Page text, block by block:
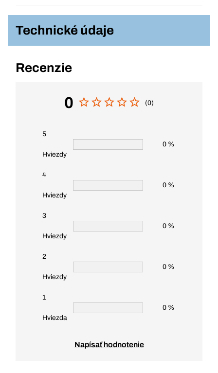
Technické údaje
Recenzie
0 (0)
5
Hviezdy
0 %
4
Hviezdy
0 %
3
Hviezdy
0 %
2
Hviezdy
0 %
1
Hviezda
0 %
Napísať hodnotenie